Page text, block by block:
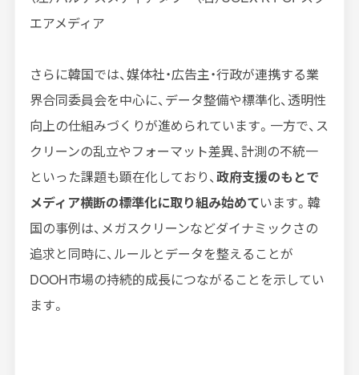
エアメディア
さらに韓国では、媒体社・広告主・行政が連携する業
界合同委員会を中心に、データ整備や標準化、透明性
向上の仕組みづくりが進められています。一方で、ス
クリーンの乱立やフォーマット差異、計測の不統一
といった課題も顕在化しており、政府支援のもとで
メディア横断の標準化に取り組み始めています。韓
国の事例は、メガスクリーンなどダイナミックさの
追求と同時に、ルールとデータを整えることが
DOOH市場の持続的成長につながることを示してい
ます。